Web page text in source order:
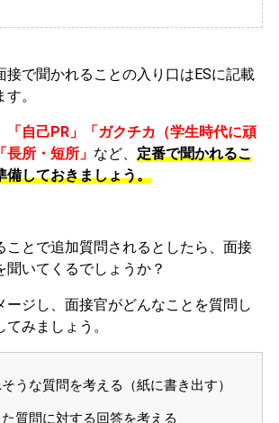
接で聞かれることの入り口はESに記載
。
「自己PR」「ガクチカ（学生時代に頑
所・短所」 など、 定番で聞かれるこ
備しておきましょう。
ことで追加質問されるとしたら、面接
聞いてくるでしょうか？
ージし、面接官がどんなことを質問し
みましょう。
うな質問を考える（紙に書き出す）
質問に対する回答を考える